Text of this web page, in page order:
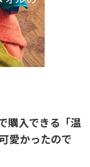
購入できる「温
愛かったので